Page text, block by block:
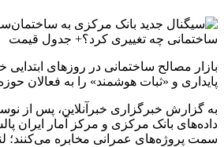
پایداری و «ثبات هوشمند» را به فعالان
به گزارش خبرگزاری خبرآنلاین، پس از
داده‌های بانک مرکزی و مرکز آمار ایران
سمت پروژه‌های عمرانی مخابره می‌کنند؛